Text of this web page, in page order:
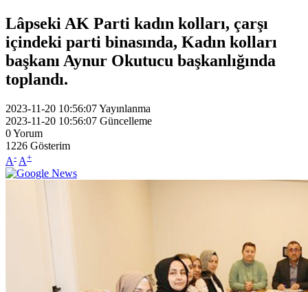
Lâpseki AK Parti kadın kolları, çarşı
içindeki parti binasında, Kadın kolları
başkanı Aynur Okutucu başkanlığında
toplandı.
2023-11-20 10:56:07Yayınlanma
2023-11-20 10:56:07 Güncelleme
0Yorum
1226 Gösterim
A- A+